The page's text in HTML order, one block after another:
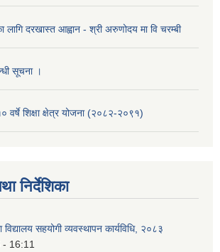
लागि दरखास्त आह्वान - श्री अरुणोदय मा वि चरम्बी
सूचना ।
वर्षे शिक्षा क्षेत्र योजना (२०८२-२०९१)
निर्देशिका
सहयोगी व्यवस्थापन कार्यविधि, २०८३
- 16:11